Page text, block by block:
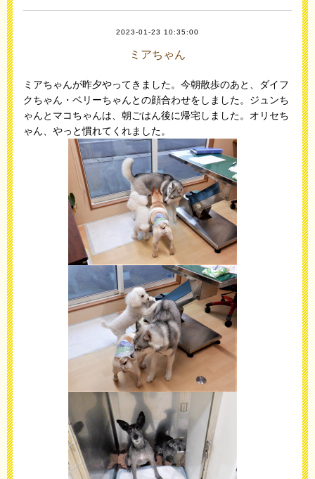
2023-01-23 10:35:00
ミアちゃん
ミアちゃんが昨夕やってきました。今朝散歩のあと、ダイフ
クちゃん・ベリーちゃんとの顔合わせをしました。ジュンち
ゃんとマコちゃんは、朝ごはん後に帰宅しました。オリセち
ゃん、やっと慣れてくれました。